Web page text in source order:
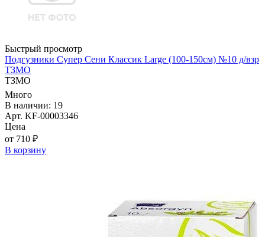
Быстрый просмотр
Подгузники Супер Сени Классик Large (100-150см) №10 д/взр
ТЗМО
ТЗМО
Много
В наличии: 19
Арт. KF-00003346
Цена
от 710 ₽
В корзину